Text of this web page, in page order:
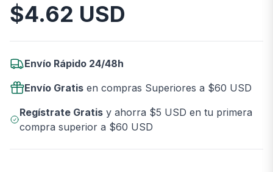
Información del Producto
$4.62 USD
Envío Rápido 24/48h
Envío Gratis en compras Superiores a $60 USD
Regístrate Gratisy ahorra $5 USD en tu primera
compra superior a $60 USD